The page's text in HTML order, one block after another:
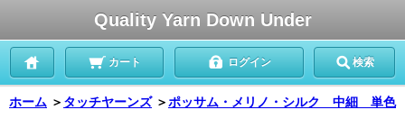
Quality Yarn Down Under
カート ログイン 検索
ホーム ＞ タッチヤーンズ ＞ポッサム・メリノ・シルク 中細 単色